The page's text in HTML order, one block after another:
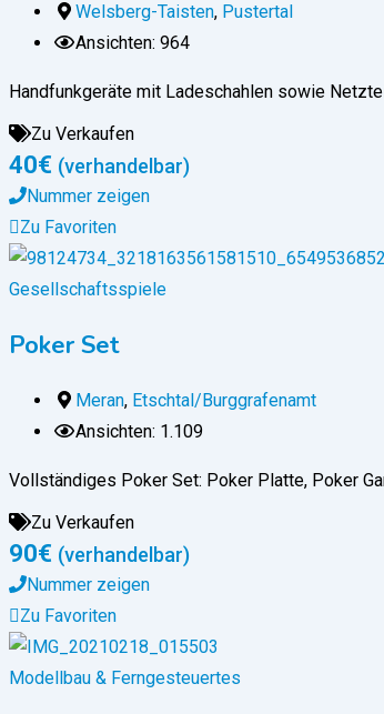
Welsberg-Taisten, Pustertal
Ansichten: 964
Handfunkgeräte mit Ladeschahlen sowie
Zu Verkaufen
40€ (verhandelbar)
Nummer zeigen
Zu Favoriten
Gesellschaftsspiele
Poker Set
Meran, Etschtal/Burggrafenamt
Ansichten: 1.109
Vollständiges Poker Set: Poker Platte, Poker
Zu Verkaufen
90€ (verhandelbar)
Nummer zeigen
Zu Favoriten
Modellbau & Ferngesteuertes